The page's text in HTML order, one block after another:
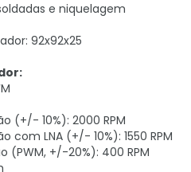
e niquelagem
92x92x25
(+/- 10%): 2000 RPM
LNA (+/- 10%): 1550 RPM
(PWM, +/-20%): 400 RPM